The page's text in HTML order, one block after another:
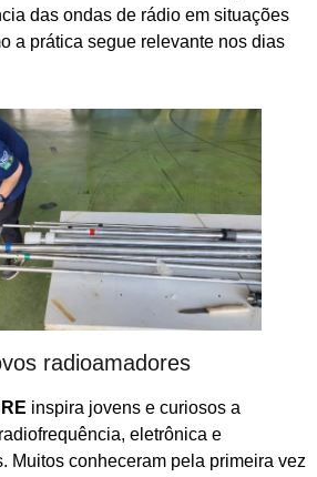
das ondas de rádio em situações
a prática segue relevante nos dias
radioamadores
inspira jovens e curiosos a
eletrônica e
Muitos conheceram pela primeira vez